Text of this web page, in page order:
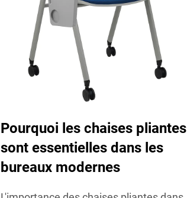
Pourquoi les chaises pliantes
sont essentielles dans les
bureaux modernes